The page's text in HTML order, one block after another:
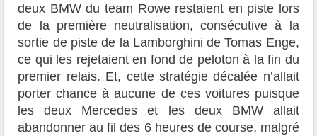
deux BMW du team Rowe restaient en piste lors
de la première neutralisation, consécutive à la
sortie de piste de la Lamborghini de Tomas Enge,
ce qui les rejetaient en fond de peloton à la fin du
premier relais. Et, cette stratégie décalée n’allait
porter chance à aucune de ces voitures puisque
les deux Mercedes et les deux BMW allait
abandonner au fil des 6 heures de course, malgré